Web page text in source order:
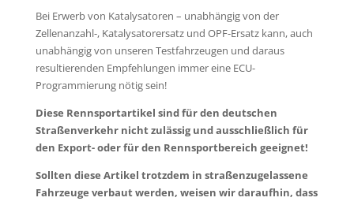
Bei Erwerb von Katalysatoren – unabhängig von der
Zellenanzahl-, Katalysatorersatz und OPF-Ersatz kann, auch
unabhängig von unseren Testfahrzeugen und daraus
resultierenden Empfehlungen immer eine ECU-
Programmierung nötig sein!
Diese Rennsportartikel sind für den deut­schen
Straßenverkehr nicht zulässig und ausschließlich für
den Export- oder für den Rennsportbereich geeignet!
Sollten diese Artikel trotzdem in straßenzugelassene
Fahrzeuge verbaut werden, weisen wir daraufhin, dass